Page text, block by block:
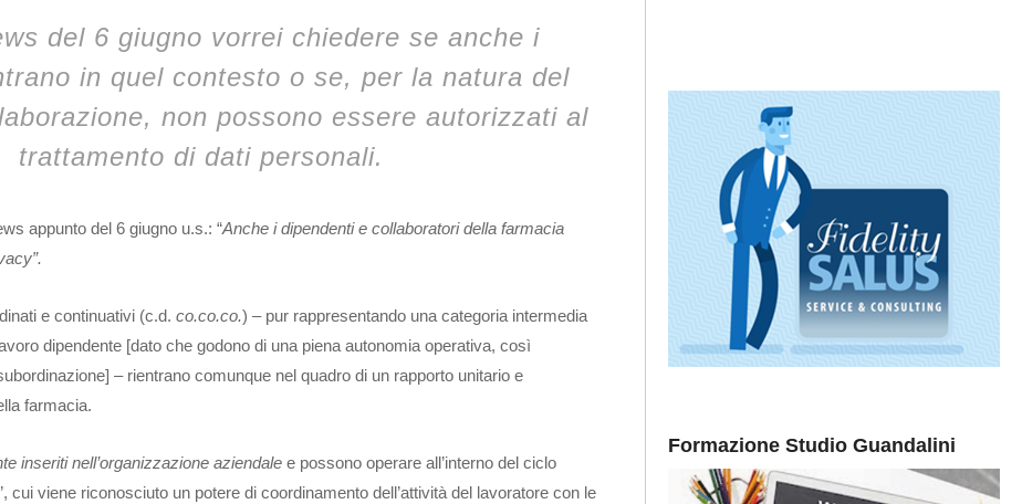
del 6 giugno vorrei chiedere se anche i
in quel contesto o se, per la natura del
non possono essere autorizzati al
trattamento di dati personali.
appunto del 6 giugno u.s.: “Anche i dipendenti e collaboratori della farmacia
e continuativi (c.d. co.co.co.) – pur rappresentando una categoria intermedia
dipendente [dato che godono di una piena autonomia operativa, così
– rientrano comunque nel quadro di un rapporto unitario e
farmacia.
inseriti nell’organizzazione aziendale e possono operare all’interno del ciclo
cui viene riconosciuto un potere di coordinamento dell’attività del lavoratore con le
Formazione Studio Guandalini